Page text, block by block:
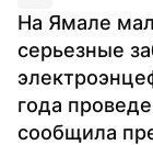
На Ямале
серьезные
года
сообщила